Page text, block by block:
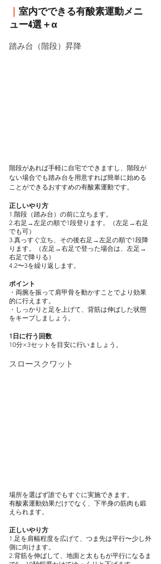
室内でできる有酸素運動メニ
ュー4選＋α
踏み台（階段）昇降
階段があれば手軽に自宅でできますし、階段が
ない場合でも踏み台を用意すれば簡単に始める
ことができるおすすめの有酸素運動です。
正しいやり方
1.階段（踏み台）の前に立ちます。
2.右足→左足の順で1段登ります。（左足→右足
でも可）
3.真っすぐ立ち、その後右足→左足の順で1段降
ります。（左足→右足で登った場合は、左足→
右足で降りる）
4.2〜3を繰り返します。
ポイント
・両腕を振って肩甲骨を動かすことでより効果
的に行えます。
・しっかりと足を上げて、背筋は伸ばした状態
をキープしましょう。
1日に行う回数
10分×3セットを目安に行いましょう。
スロースクワット
場所を選ばず誰でもすぐに実施できます。
有酸素運動効果だけでなく、下半身の筋肉も鍛
えられます。
正しいやり方
1.足を肩幅程度を広げて、つま先は平行〜少し外
側に向けます。
2.背筋を伸ばして、地面と太ももが平行になるま